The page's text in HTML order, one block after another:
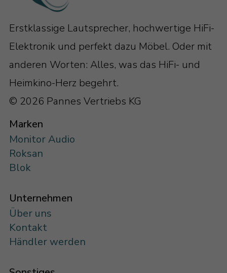
Erstklassige Lautsprecher, hochwertige HiFi-
Elektronik und perfekt dazu Möbel. Oder mit
anderen Worten: Alles, was das HiFi- und
Heimkino-Herz begehrt.
© 2026 Pannes Vertriebs KG
Marken
Monitor Audio
Roksan
Blok
Unternehmen
Über uns
Kontakt
Händler werden